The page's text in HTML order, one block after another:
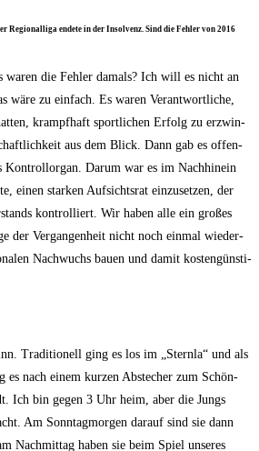
Regio­nal­li­ga ende­te in der Insol­venz. Sind die Feh­ler von 2016
waren die Feh­ler damals? Ich will es nicht an
wäre zu ein­fach. Es waren Ver­ant­wort­li­che,
krampf­haft sport­li­chen Erfolg zu erzwin­
aus dem Blick. Dann gab es offen­
Kon­troll­organ. Dar­um war es im Nach­hin­ein
einen star­ken Auf­sichts­rat ein­zu­set­zen, der
kon­trol­liert. Wir haben alle ein gro­ßes
der Ver­gan­gen­heit nicht noch ein­mal wie­der­
Nach­wuchs bau­en und damit kos­ten­güns­ti­
Tra­di­tio­nell ging es los im „Stern­la“ und als
es nach einem kur­zen Abste­cher zum Schön­
Ich bin gegen 3 Uhr heim, aber die Jungs
Am Sonn­tag­mor­gen dar­auf sind sie dann
Nach­mit­tag haben sie beim Spiel unse­res